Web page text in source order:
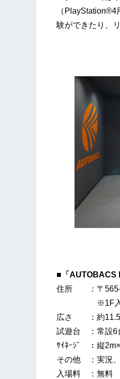
（
験ができたり、
■ 「 AUTOBACS
住所 ：〒565-
※1F入り口
広さ ：約
試遊台 ：常設6
ｻｲﾈｰｼﾞ ：縦
その他 ：実況、
入場料 ：無料